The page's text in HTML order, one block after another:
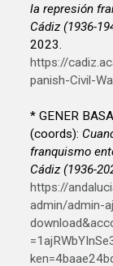
la represión
Cádiz (1936-
2023.
https://
panish-Civil-
* GENER
(coords):
franquismo
Cádiz (1936-
https://
admin/admin-